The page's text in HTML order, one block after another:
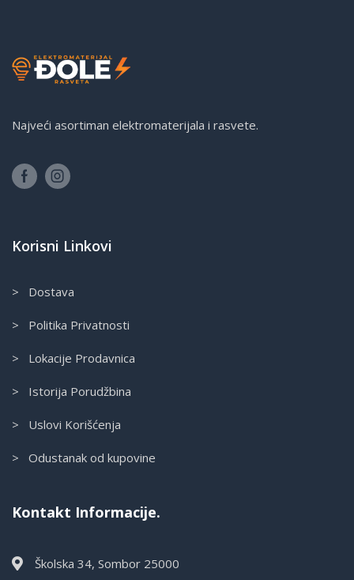
Najveći asortiman elektromaterijala i rasvete.
Korisni Linkovi
> Dostava
> Politika Privatnosti
> Lokacije Prodavnica
> Istorija Porudžbina
> Uslovi Korišćenja
> Odustanak od kupovine
Kontakt Informacije.
Školska 34, Sombor 25000